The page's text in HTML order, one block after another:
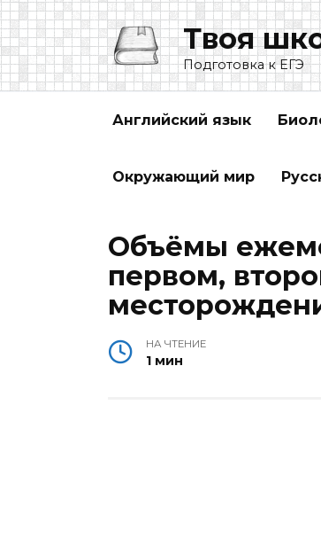
Перейти
к
содержанию
Твоя
Подготовка к ЕГЭ
Английский язык
Окружающий мир
Объёмы
первом,
НА ЧТЕНИЕ
1 мин